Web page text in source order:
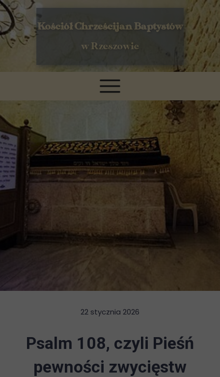
Kościół Chrześcijan Baptystów
w Rzeszowie
22 stycznia 2026
Psalm 108, czyli Pieśń
pewności zwycięstw